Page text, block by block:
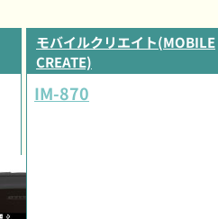
モバイルクリエイト(MOBILE
CREATE)
IM-870